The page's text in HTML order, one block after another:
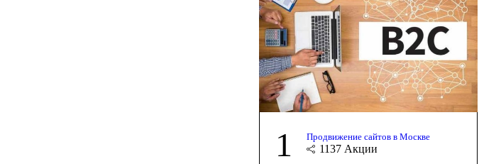
1 Продвижение сайтов в Москве
1137 Акции